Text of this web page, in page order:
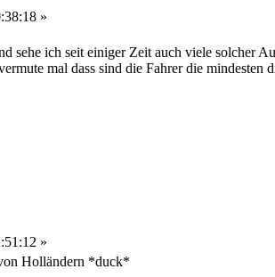
»
sehe ich seit einiger Zeit auch viele solcher
mal dass sind die Fahrer die
»
Holländern *duck*